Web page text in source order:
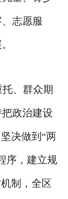
志愿服
、群众期
政治建设
决做到“两
序，建立规
制，全区